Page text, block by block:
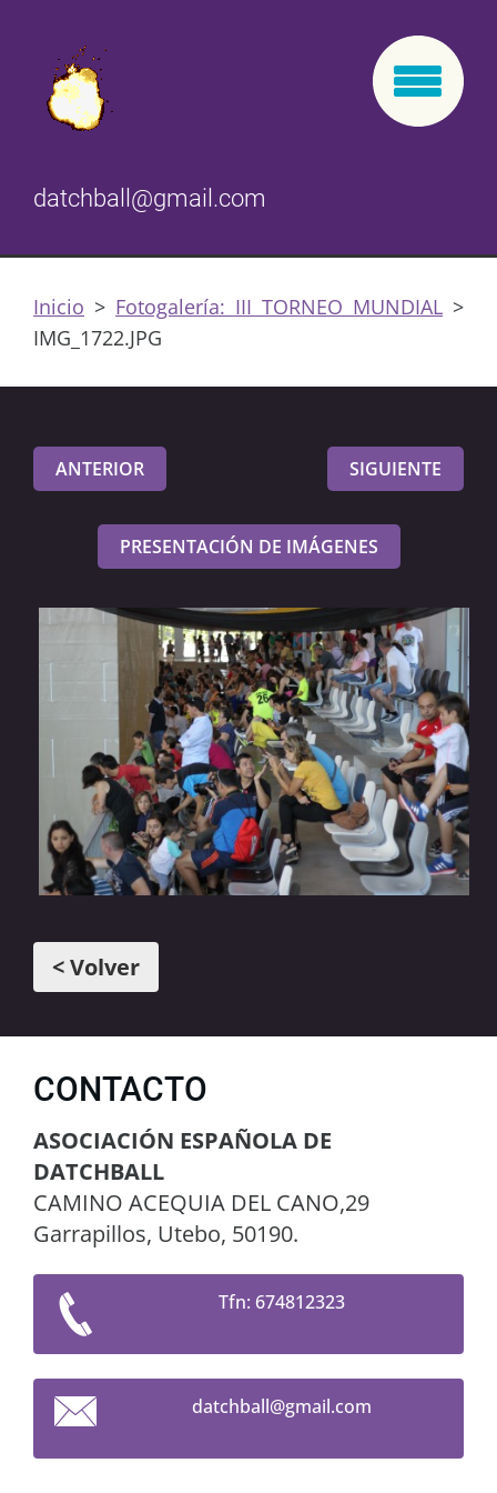
datchball@gmail.com
Inicio > Fotogalería: III TORNEO MUNDIAL >
IMG_1722.JPG
ANTERIOR SIGUIENTE
PRESENTACIÓN DE IMÁGENES
< Volver
CONTACTO
ASOCIACIÓN ESPAÑOLA DE
DATCHBALL
CAMINO ACEQUIA DEL CANO,29
Garrapillos, Utebo, 50190.
Tfn: 674812323
datchball@gmail.com